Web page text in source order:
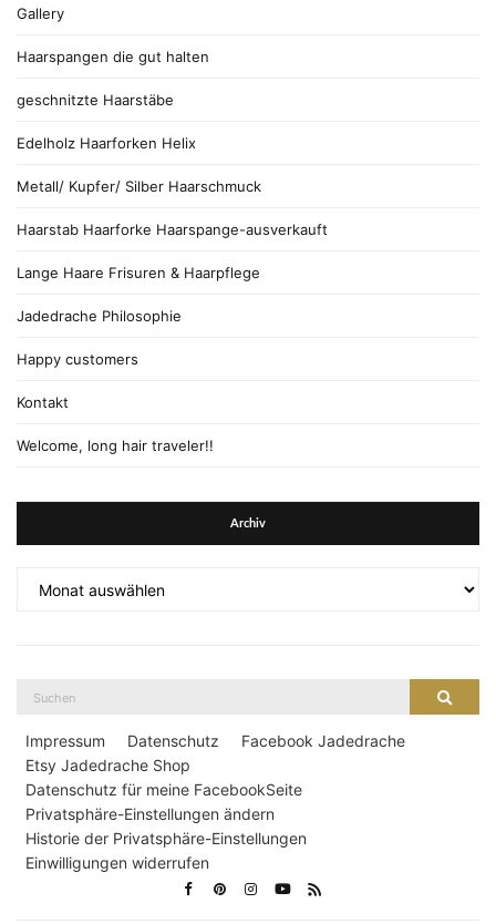
Gallery
Haarspangen die gut halten
geschnitzte Haarstäbe
Edelholz Haarforken Helix
Metall/ Kupfer/ Silber Haarschmuck
Haarstab Haarforke Haarspange-ausverkauft
Lange Haare Frisuren & Haarpflege
Jadedrache Philosophie
Happy customers
Kontakt
Welcome, long hair traveler!!
Archiv
Suche
Impressum Datenschutz
Facebook Jadedrache
Etsy Jadedrache Shop
Datenschutz für meine FacebookSeite
Privatsphäre-Einstellungen ändern
Historie der Privatsphäre-Einstellungen
Einwilligungen widerrufen